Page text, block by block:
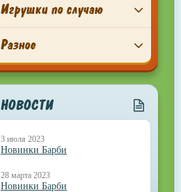
Игрушки по случаю
Разное
НОВОСТИ
3 июля 2023
Новинки Барби
28 марта 2023
Новинки Барби